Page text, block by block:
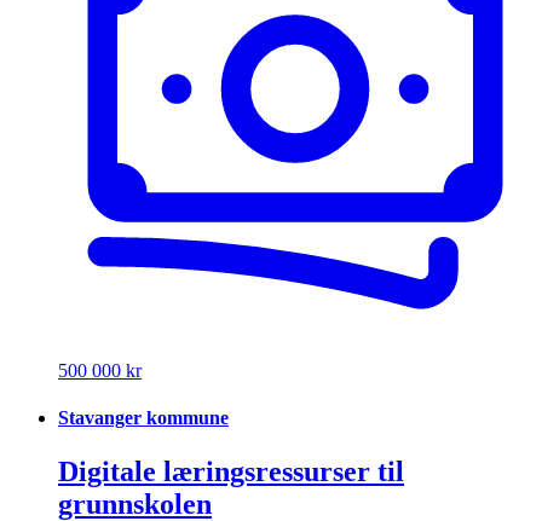
500 000 kr
Stavanger kommune
Digitale læringsressurser til
grunnskolen